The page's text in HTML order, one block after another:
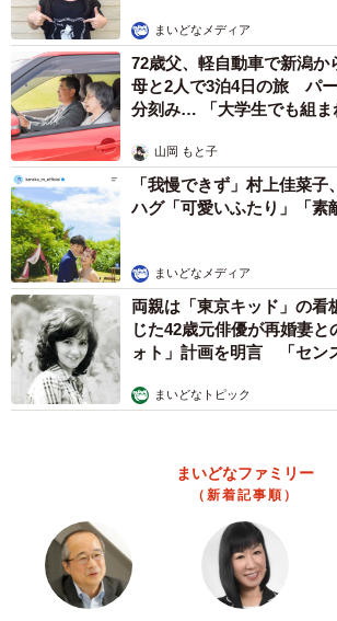
まいどなメディア
72歳父、軽自動車で新潟
母と2人で3泊4日の旅 パ
分刻み… 「大学生でも組ま
山岡 もと子
「我慢できず」村上佳菜
ハグ「可愛いふたり」「素
まいどなメディア
両親は「東京キッド」の
じた42歳元俳優が再婚妻と
ォト」計画を明言 「セン
まいどなトピック
まいどなファミリー
（新着記事順）